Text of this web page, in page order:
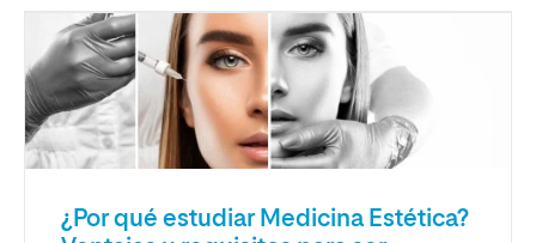
¿Por qué estudiar Medicina Estética?